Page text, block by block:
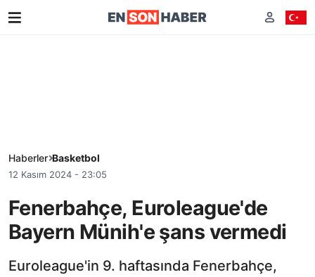
Haberler Basketbol
12 Kasım 2024 - 23:05
Fenerbahçe, Euroleague'de
Bayern Münih'e şans vermedi
Euroleague'in 9. haftasında Fenerbahçe,